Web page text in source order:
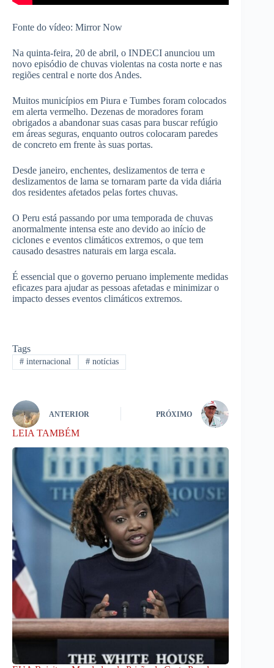
Fonte do vídeo: Mirror Now
Na quinta-feira, 20 de abril, o INDECI anunciou um
novo episódio de chuvas violentas na costa norte e nas
regiões central e norte dos Andes.
Muitos municípios em Piura e Tumbes foram colocados
em alerta vermelho. Dezenas de moradores foram
obrigados a abandonar suas casas para buscar refúgio
em áreas seguras, enquanto outros colocaram paredes
de concreto em frente às suas portas.
Desde janeiro, enchentes, deslizamentos de terra e
deslizamentos de lama se tornaram parte da vida diária
dos residentes afetados pelas fortes chuvas.
O Peru está passando por uma temporada de chuvas
anormalmente intensa este ano devido ao início de
ciclones e eventos climáticos extremos, o que tem
causado desastres naturais em larga escala.
É essencial que o governo peruano implemente medidas
eficazes para ajudar as pessoas afetadas e minimizar o
impacto desses eventos climáticos extremos.
Tags
#internacional #notícias
ANTERIOR PRÓXIMO
LEIA TAMBÉM